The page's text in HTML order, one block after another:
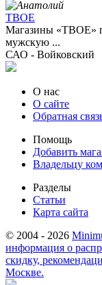
ТВОЕ
Магазины «ТВОЕ»
мужскую ...
САО - Войковский
О нас
О сайте
Обратная
Помощь
Добавить
Владельцу
Разделы
Статьи
Карта сайта
© 2004 - 2026
информация о
скидку,
Москве.